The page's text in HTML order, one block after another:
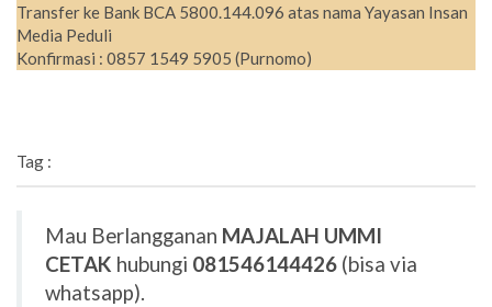
Transfer ke Bank BCA 5800.144.096 atas nama Yayasan Insan
Media Peduli
Konfirmasi : 0857 1549 5905 (Purnomo)
Tag :
Mau Berlangganan MAJALAH UMMI
CETAK hubungi 081546144426 (bisa via
whatsapp).